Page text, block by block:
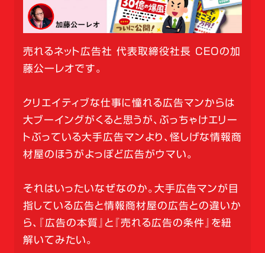
売れるネット広告社 代表取締役社長 CEOの加
藤公一レオです。
クリエイティブな仕事に憧れる広告マンからは
大ブーイングがくると思うが、ぶっちゃけエリー
トぶっている大手広告マンより、怪しげな情報商
材屋のほうがよっぽど広告がウマい。
それはいったいなぜなのか。大手広告マンが目
指している広告と情報商材屋の広告との違いか
ら、『広告の本質』と『売れる広告の条件』を紐
解いてみたい。